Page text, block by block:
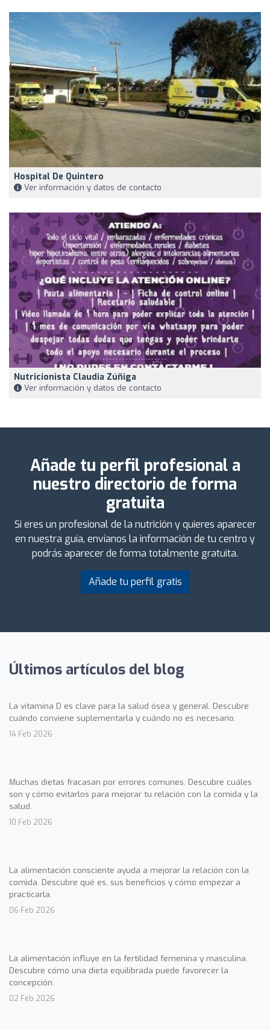
Hospital De Quintero
Ver información y datos de contacto
Nutricionista Claudia Zúñiga
Ver información y datos de contacto
Añade tu perfil profesional a
nuestro directorio de forma
gratuita
Si eres un profesional de la nutrición y quieres aparecer
en nuestra guía, envíanos la información de tu centro y
podrás aparecer de forma totalmente gratuita.
Añade tu perfil gratis
Últimos artículos del blog
La vitamina D es clave para la salud ósea y general. Descubre
cuándo conviene suplementarla y cuándo no es necesario.
14 Feb 2026
Muchas dietas fracasan por errores comunes. Descubre cuáles
son y cómo evitarlos para mejorar tu relación con la comida y la
salud.
10 Feb 2026
La alimentación consciente ayuda a mejorar la relación con la
comida. Descubre qué es, sus beneficios y cómo empezar a
practicarla.
06 Feb 2026
La alimentación influye en la fertilidad femenina y masculina.
Descubre cómo una dieta equilibrada puede favorecer la
concepción.
02 Feb 2026